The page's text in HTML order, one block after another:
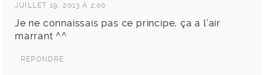
JUILLET 19, 2013 À 2:00
Je ne connaissais pas ce principe, ça a l’air
marrant ^^
RÉPONDRE